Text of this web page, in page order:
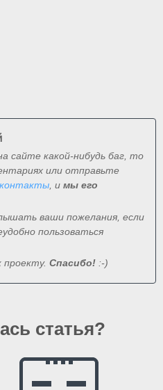
сайте какой-нибудь баг, то
или отправьте
контакты, и мы его
ваши пожелания, если
пользоваться
Спасибо! :-)
статья?